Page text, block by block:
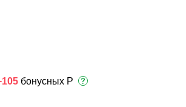
бонусных Р